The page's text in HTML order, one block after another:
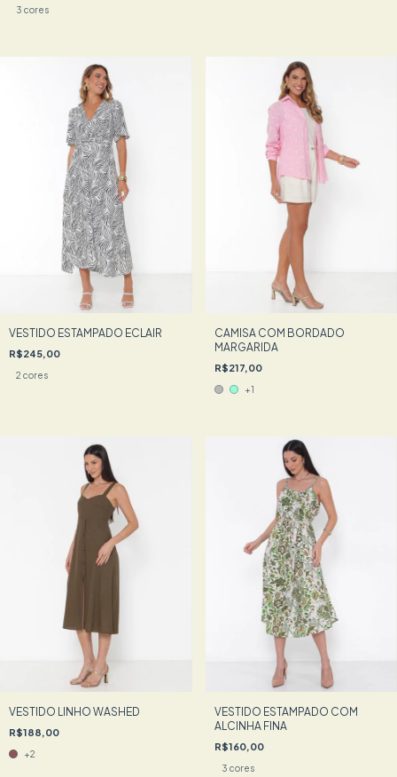
3 cores
VESTIDO ESTAMPADO ECLAIR
R$245,00
2 cores
CAMISA COM BORDADO
MARGARIDA
R$217,00
+1
VESTIDO LINHO WASHED
R$188,00
+2
VESTIDO ESTAMPADO COM
ALCINHA FINA
R$160,00
3 cores